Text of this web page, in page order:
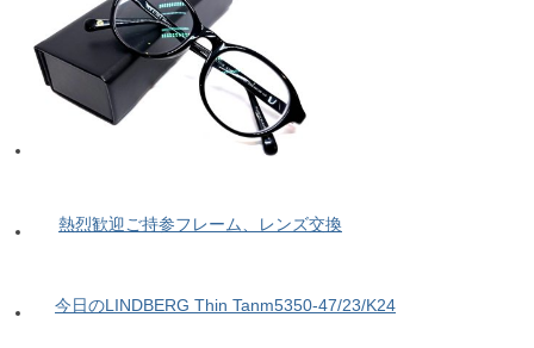
熱烈歓迎ご持参フレーム、レンズ交換
今日のLINDBERG Thin Tanm5350-47/23/K24